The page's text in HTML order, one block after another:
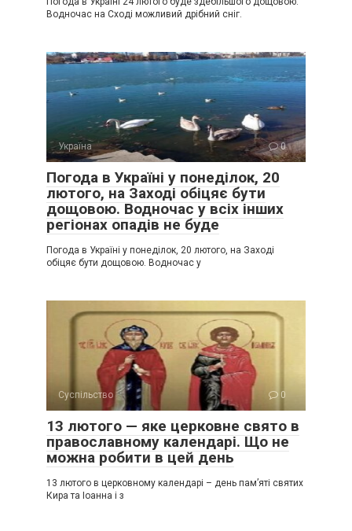
Водночас на Сході можливий дрібний сніг.
Україна 0
Погода в Україні у понеділок, 20
лютого, на Заході обіцяє бути
дощовою. Водночас у всіх інших
регіонах опадів не буде
Погода в Україні у понеділок, 20 лютого, на Заході
обіцяє бути дощовою. Водночас у
Суспільство 0
13 лютого — яке церковне свято в
православному календарі. Що не
можна робити в цей день
13 лютого в церковному календарі – день пам’яті святих
Кира та Іоанна і з